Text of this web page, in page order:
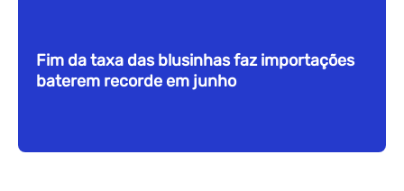
Fim da taxa das blusinhas faz importações
baterem recorde em junho